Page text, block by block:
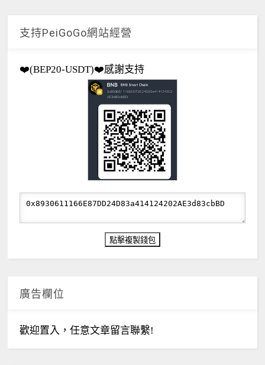
支持PeiGoGo網站經營
❤️(BEP20-USDT)❤️感謝支持
廣告欄位
歡迎置入，任意文章留言聯繫!